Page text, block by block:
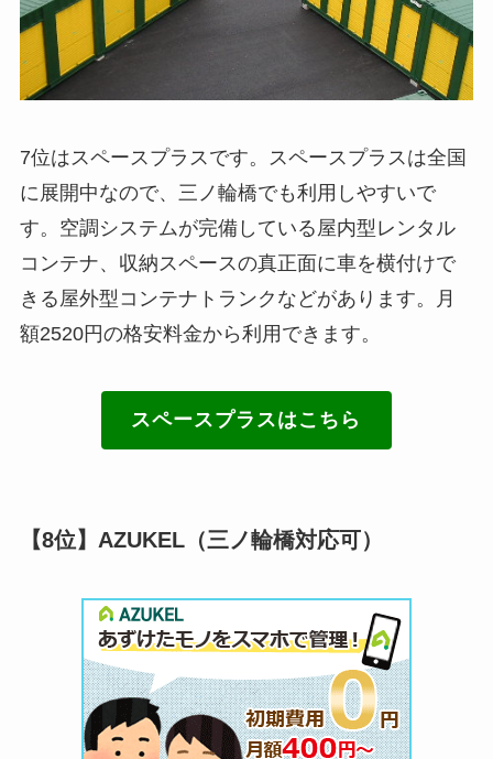
7位はスペースプラスです。スペースプラスは全国
に展開中なので、三ノ輪橋でも利用しやすいで
す。空調システムが完備している屋内型レンタル
コンテナ、収納スペースの真正面に車を横付けで
きる屋外型コンテナトランクなどがあります。月
額2520円の格安料金から利用できます。
スペースプラスはこちら
【8位】AZUKEL（三ノ輪橋対応可）